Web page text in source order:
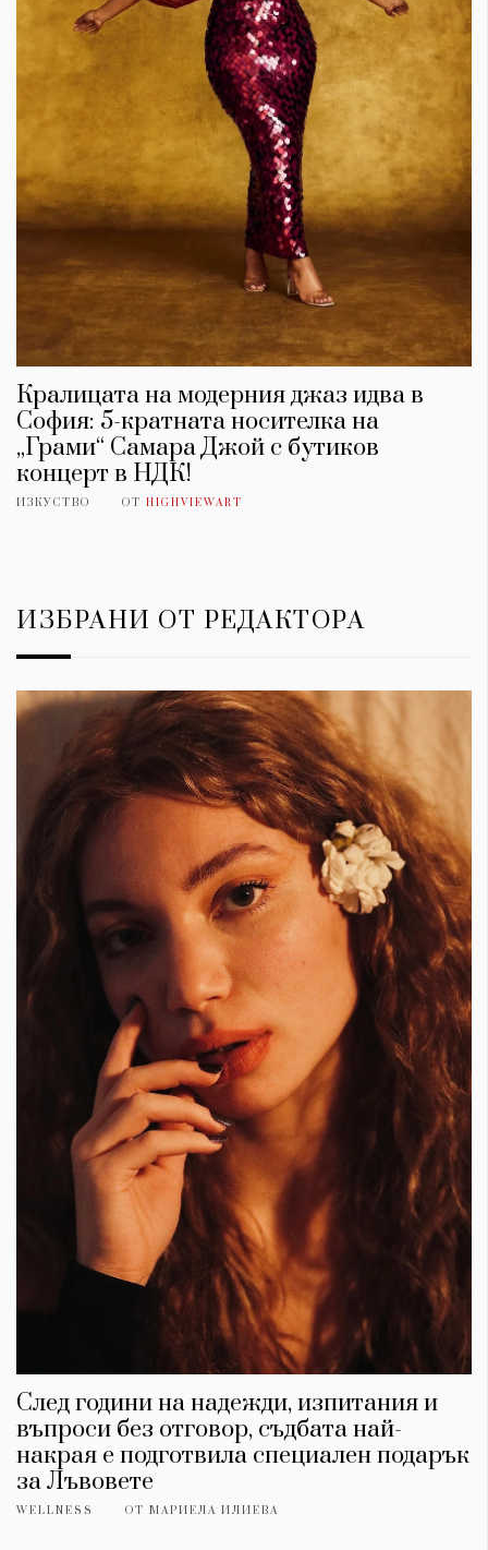
Кралицата на модерния джаз идва в
София: 5-кратната носителка на
„Грами“ Самара Джой с бутиков
концерт в НДК!
ИЗКУСТВО ОТ HIGHVIEWART
ИЗБРАНИ ОТ РЕДАКТОРА
След години на надежди, изпитания и
въпроси без отговор, съдбата най-
накрая е подготвила специален подарък
за Лъвовете
WELLNESS ОТ МАРИЕЛА ИЛИЕВА